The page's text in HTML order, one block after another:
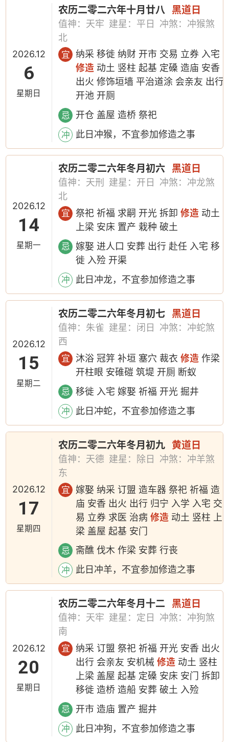
2026.12
6
星期日
农历二零二六年十月廿八 黑道日
值神：天牢 建星：平日
冲煞：冲猴煞
北
宜
纳采 移徙 纳财 开市 交易 立券 入宅
修造 动土 竖柱 起基 定磉 造庙 安香
出火 修饰垣墙 平治道涂 会亲友 出行
开池 开厕
忌 开仓 盖屋 造桥 祭祀
冲 此日冲猴，不宜参加修造之事
2026.12
14
星期一
农历二零二六年冬月初六 黑道日
值神：天刑 建星：开日
冲煞：冲龙煞
北
宜 祭祀 祈福 求嗣 开光 拆卸修造 动土
上梁 安床 置产 栽种 破土
忌
嫁娶 进人口 安葬 出行 赴任 入宅 移
徙 入殓 开渠
冲 此日冲龙，不宜参加修造之事
2026.12
15
星期二
农历二零二六年冬月初七 黑道日
值神：朱雀 建星：闭日
冲煞：冲蛇煞
西
宜 沐浴 冠笄 补垣 塞穴 裁衣修造 作梁
开柱眼 安碓磑 筑堤 开厕 断蚁
忌 移徙 入宅 嫁娶 祈福 开光 掘井
冲 此日冲蛇，不宜参加修造之事
2026.12
17
星期四
农历二零二六年冬月初九 黄道日
值神：天德 建星：除日
冲煞：冲羊煞
东
宜
嫁娶 纳采 订盟 造车器 祭祀 祈福 造
庙 安香 出火 出行 归宁 入学 入宅 交
易 立券 求医 治病修造 动土 竖柱 上
梁 盖屋 起基 安门
忌 斋醮 伐木 作梁 安葬 行丧
冲 此日冲羊，不宜参加修造之事
2026.12
20
星期日
农历二零二六年冬月十二 黑道日
值神：天牢 建星：定日
冲煞：冲狗煞
南
宜
纳采 订盟 祭祀 祈福 开光 安香 出火
出行 会亲友 安机械修造 动土 竖柱
上梁 盖屋 起基 定磉 安床 安门 拆卸
移徙 造桥 造船 安葬 破土 入殓
忌 开市 造庙 置产 掘井
冲 此日冲狗，不宜参加修造之事